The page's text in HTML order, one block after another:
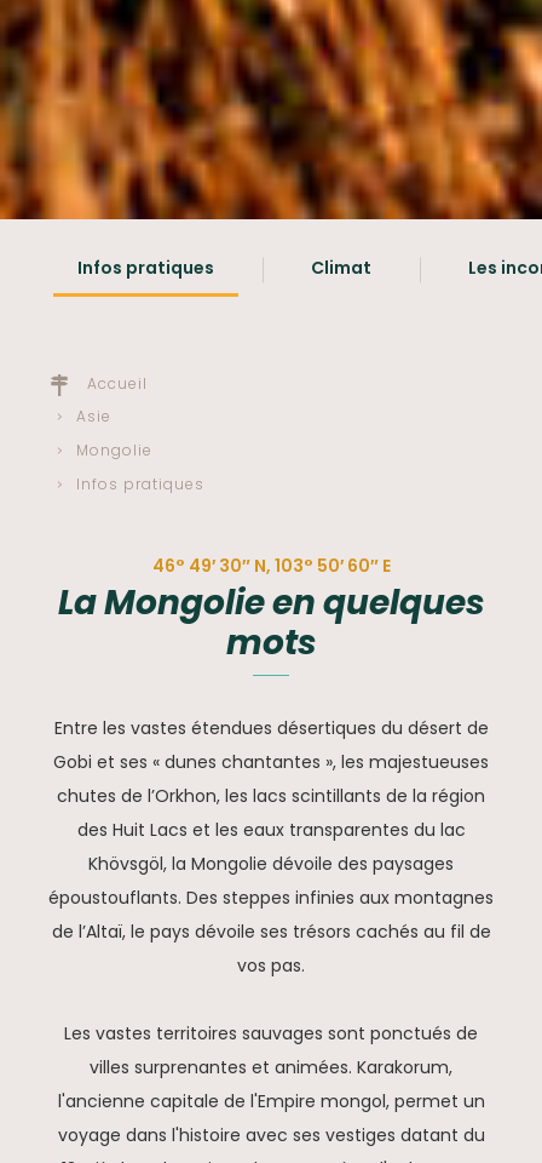
Infos pratiques Climat Les
Accueil
Asie
Mongolie
Infos pratiques
46° 49′ 30″ N, 103° 50′ 60″ E
La Mongolie en quelques
mots
Entre les vastes étendues désertiques du désert de
Gobi et ses « dunes chantantes », les majestueuses
chutes de l’Orkhon, les lacs scintillants de la région
des Huit Lacs et les eaux transparentes du lac
Khövsgöl, la Mongolie dévoile des paysages
époustouflants. Des steppes infinies aux montagnes
de l’Altaï, le pays dévoile ses trésors cachés au fil de
vos pas.
Les vastes territoires sauvages sont ponctués de
villes surprenantes et animées. Karakorum,
l'ancienne capitale de l'Empire mongol, permet un
voyage dans l'histoire avec ses vestiges datant du